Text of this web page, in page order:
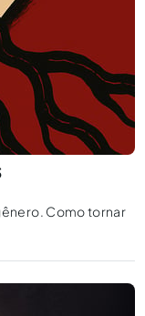
Como tornar